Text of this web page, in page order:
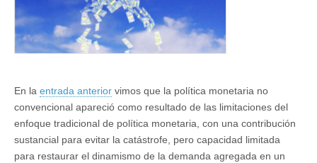
En la entrada anterior vimos que la política monetaria no
convencional apareció como resultado de las limitaciones del
enfoque tradicional de política monetaria, con una contribución
sustancial para evitar la catástrofe, pero capacidad limitada
para restaurar el dinamismo de la demanda agregada en un